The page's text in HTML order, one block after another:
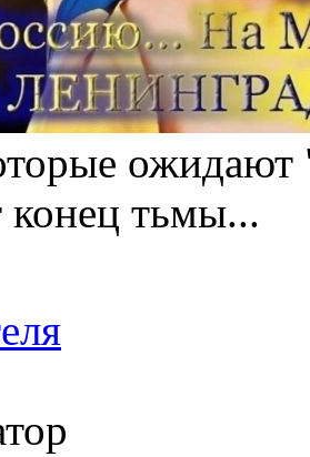
ожидают
конец тьмы...